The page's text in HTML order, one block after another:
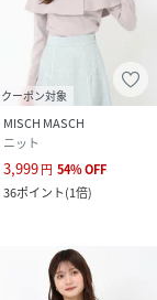
テル100％ 別布裏
クーポン対象
MISCH MASCH
ニット
3,999円 54%OFF
36ポイント(1倍)